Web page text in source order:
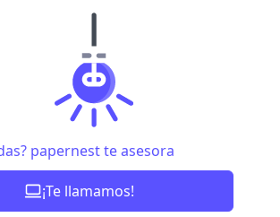
papernest te asesora
¡Te llamamos!